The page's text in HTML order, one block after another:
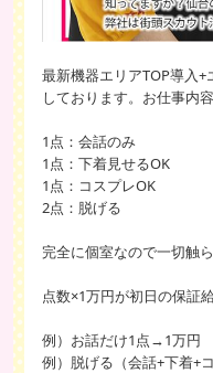
最新機器エリアTOP導入
しております。お仕事内
1点：会話のみ
1点：下着見せるOK
1点：コスプレOK
2点：脱げる
完全に個室なので一切触
点数×1万円が初日の保証給
例）お話だけ1点→1万円
例）脱げる（会話+下着+